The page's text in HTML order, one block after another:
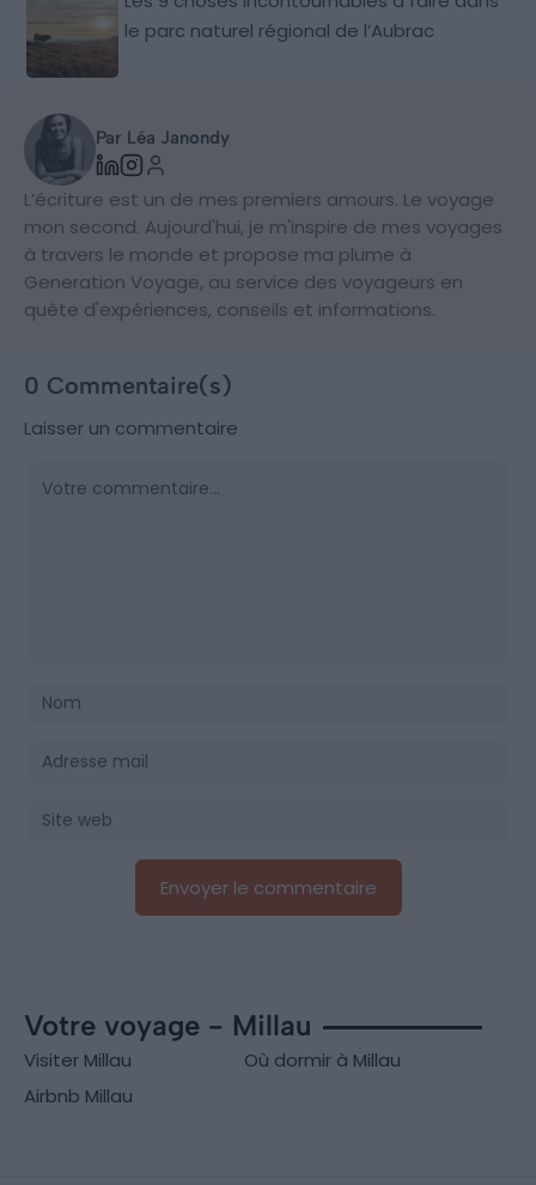
le parc naturel régional de l’Aubrac
Par Léa Janondy
L’écriture est un de mes premiers amours. Le voyage
mon second. Aujourd'hui, je m'inspire de mes voyages
à travers le monde et propose ma plume à
Generation Voyage, au service des voyageurs en
quête d'expériences, conseils et informations.
0 Commentaire(s)
Laisser un commentaire
Votre voyage - Millau
Visiter Millau
Où dormir à Millau
Airbnb Millau